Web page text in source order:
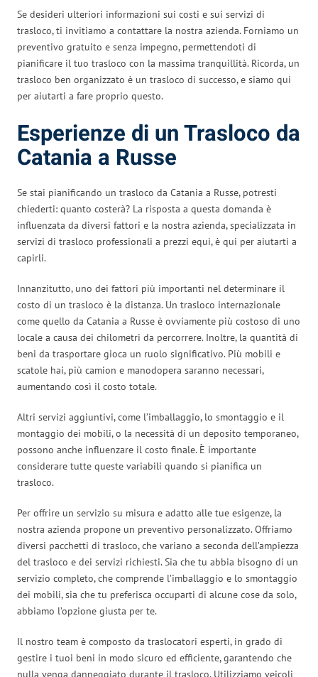
Se desideri ulteriori informazioni sui costi e sui servizi di
trasloco, ti invitiamo a contattare la nostra azienda. Forniamo un
preventivo gratuito e senza impegno, permettendoti di
pianificare il tuo trasloco con la massima tranquillità. Ricorda, un
trasloco ben organizzato è un trasloco di successo, e siamo qui
per aiutarti a fare proprio questo.
Esperienze di un Trasloco da
Catania a Russe
Se stai pianificando un trasloco da Catania a Russe, potresti
chiederti: quanto costerà? La risposta a questa domanda è
influenzata da diversi fattori e la nostra azienda, specializzata in
servizi di trasloco professionali a prezzi equi, è qui per aiutarti a
capirli.
Innanzitutto, uno dei fattori più importanti nel determinare il
costo di un trasloco è la distanza. Un trasloco internazionale
come quello da Catania a Russe è ovviamente più costoso di uno
locale a causa dei chilometri da percorrere. Inoltre, la quantità di
beni da trasportare gioca un ruolo significativo. Più mobili e
scatole hai, più camion e manodopera saranno necessari,
aumentando così il costo totale.
Altri servizi aggiuntivi, come l’imballaggio, lo smontaggio e il
montaggio dei mobili, o la necessità di un deposito temporaneo,
possono anche influenzare il costo finale. È importante
considerare tutte queste variabili quando si pianifica un
trasloco.
Per offrire un servizio su misura e adatto alle tue esigenze, la
nostra azienda propone un preventivo personalizzato. Offriamo
diversi pacchetti di trasloco, che variano a seconda dell’ampiezza
del trasloco e dei servizi richiesti. Sia che tu abbia bisogno di un
servizio completo, che comprende l’imballaggio e lo smontaggio
dei mobili, sia che tu preferisca occuparti di alcune cose da solo,
abbiamo l’opzione giusta per te.
Il nostro team è composto da traslocatori esperti, in grado di
gestire i tuoi beni in modo sicuro ed efficiente, garantendo che
nulla venga danneggiato durante il trasloco. Utilizziamo veicoli